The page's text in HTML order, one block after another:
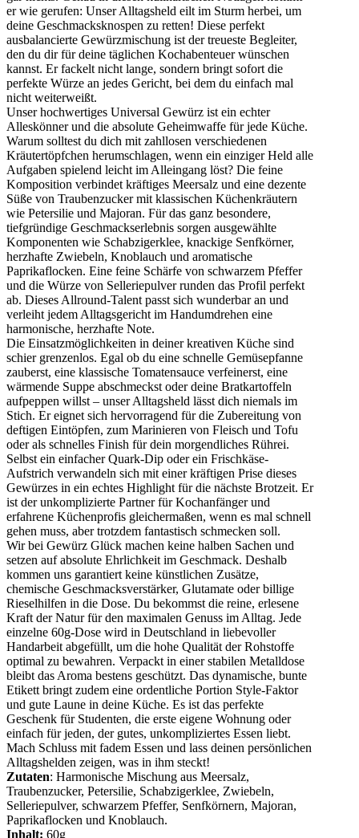
er wie gerufen: Unser Alltagsheld eilt im Sturm herbei, um
deine Geschmacksknospen zu retten! Diese perfekt
ausbalancierte Gewürzmischung ist der treueste Begleiter,
den du dir für deine täglichen Kochabenteuer wünschen
kannst. Er fackelt nicht lange, sondern bringt sofort die
perfekte Würze an jedes Gericht, bei dem du einfach mal
nicht weiterweißt.
Unser hochwertiges Universal Gewürz ist ein echter
Alleskönner und die absolute Geheimwaffe für jede Küche.
Warum solltest du dich mit zahllosen verschiedenen
Kräutertöpfchen herumschlagen, wenn ein einziger Held alle
Aufgaben spielend leicht im Alleingang löst? Die feine
Komposition verbindet kräftiges Meersalz und eine dezente
Süße von Traubenzucker mit klassischen Küchenkräutern
wie Petersilie und Majoran. Für das ganz besondere,
tiefgründige Geschmackserlebnis sorgen ausgewählte
Komponenten wie Schabzigerklee, knackige Senfkörner,
herzhafte Zwiebeln, Knoblauch und aromatische
Paprikaflocken. Eine feine Schärfe von schwarzem Pfeffer
und die Würze von Selleriepulver runden das Profil perfekt
ab. Dieses Allround-Talent passt sich wunderbar an und
verleiht jedem Alltagsgericht im Handumdrehen eine
harmonische, herzhafte Note.
Die Einsatzmöglichkeiten in deiner kreativen Küche sind
schier grenzenlos. Egal ob du eine schnelle Gemüsepfanne
zauberst, eine klassische Tomatensauce verfeinerst, eine
wärmende Suppe abschmeckst oder deine Bratkartoffeln
aufpeppen willst – unser Alltagsheld lässt dich niemals im
Stich. Er eignet sich hervorragend für die Zubereitung von
deftigen Eintöpfen, zum Marinieren von Fleisch und Tofu
oder als schnelles Finish für dein morgendliches Rührei.
Selbst ein einfacher Quark-Dip oder ein Frischkäse-
Aufstrich verwandeln sich mit einer kräftigen Prise dieses
Gewürzes in ein echtes Highlight für die nächste Brotzeit. Er
ist der unkomplizierte Partner für Kochanfänger und
erfahrene Küchenprofis gleichermaßen, wenn es mal schnell
gehen muss, aber trotzdem fantastisch schmecken soll.
Wir bei Gewürz Glück machen keine halben Sachen und
setzen auf absolute Ehrlichkeit im Geschmack. Deshalb
kommen uns garantiert keine künstlichen Zusätze,
chemische Geschmacksverstärker, Glutamate oder billige
Rieselhilfen in die Dose. Du bekommst die reine, erlesene
Kraft der Natur für den maximalen Genuss im Alltag. Jede
einzelne 60g-Dose wird in Deutschland in liebevoller
Handarbeit abgefüllt, um die hohe Qualität der Rohstoffe
optimal zu bewahren. Verpackt in einer stabilen Metalldose
bleibt das Aroma bestens geschützt. Das dynamische, bunte
Etikett bringt zudem eine ordentliche Portion Style-Faktor
und gute Laune in deine Küche. Es ist das perfekte
Geschenk für Studenten, die erste eigene Wohnung oder
einfach für jeden, der gutes, unkompliziertes Essen liebt.
Mach Schluss mit fadem Essen und lass deinen persönlichen
Alltagshelden zeigen, was in ihm steckt!
Zutaten: Harmonische Mischung aus Meersalz,
Traubenzucker, Petersilie, Schabzigerklee, Zwiebeln,
Selleriepulver, schwarzem Pfeffer, Senfkörnern, Majoran,
Paprikaflocken und Knoblauch.
Inhalt: 60g